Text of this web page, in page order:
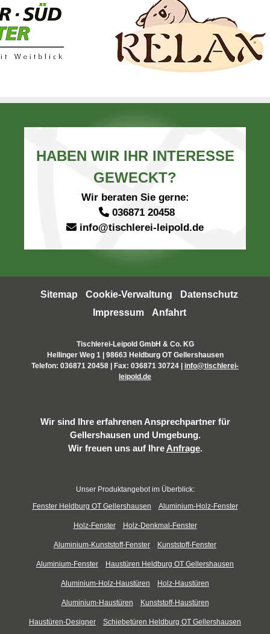
HABEN WIR IHR INTERESSE
GEWECKT?
Wir beraten Sie gerne:
036871 20458
info@tischlerei-leipold.de
Sitemap Cookie-Verwaltung
Datenschutz
Impressum
Anfahrt
Tischlerei-Leipold GmbH & Co. KG
Hellinger Weg 1 | 98663 Heldburg OT Gellershausen
Telefon: 036871 20458 | Fax: 036871 30724 | info@tischlerei-
leipold.de
Wir sind Ihre erfahrenen Ansprechpartner für
Gellershausen und Umgebung.
Wir freuen uns auf Ihre Anfrage.
Unser Produktangebot im Überblick:
Fenster Heldburg OT Gellershausen
Aluminium-Holz-Fenster
Holz-Fenster Holz-Denkmal-Fenster
Aluminium-Kunststoff-Fenster Kunststoff-Fenster
Aluminium-Fenster Haustüren Heldburg OT Gellershausen
Aluminium-Holz-Haustüren Holz-Haustüren
Aluminium-Haustüren Kunststoff-Haustüren
Haustüren-Designer Schiebetüren Heldburg OT Gellershausen